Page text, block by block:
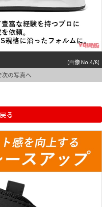
(画像 No.4/8)
次の写真へ
る